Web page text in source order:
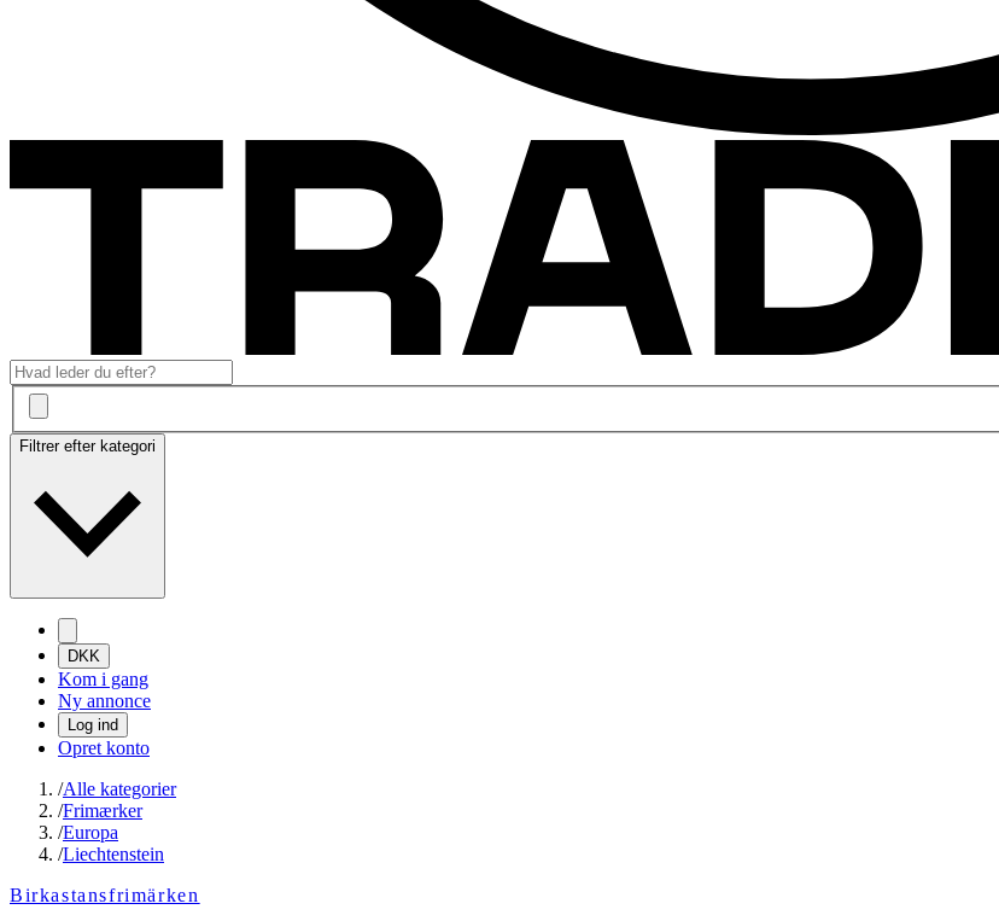
Filtrer efter kategori
DKK
Kom i gang
Ny annonce
Log ind
Opret konto
/Alle kategorier
/Frimærker
/Europa
/Liechtenstein
Birkastansfrimärken